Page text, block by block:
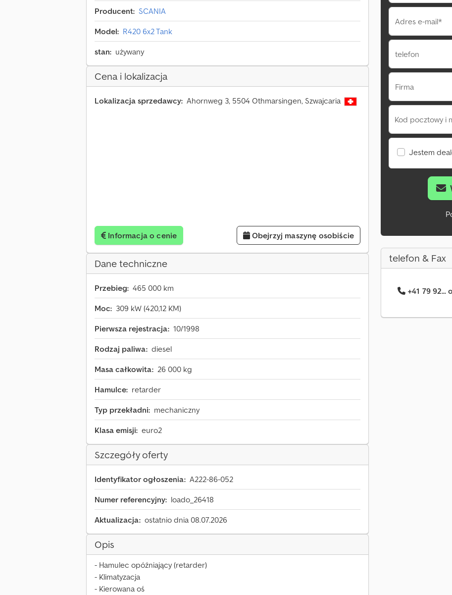
Producent: SCANIA
Model: R420 6x2 Tank
stan: używany
Cena i lokalizacja
Lokalizacja sprzedawcy: Ahornweg 3, 5504 Othmarsingen, Szwajcaria
Informacja o cenie Obejrzyj maszynę osobiście
Dane techniczne
Przebieg: 465 000 km
Moc: 309 kW (420,12 KM)
Pierwsza rejestracja: 10/1998
Rodzaj paliwa: diesel
Masa całkowita: 26 000 kg
Hamulce: retarder
Typ przekładni: mechaniczny
Klasa emisji: euro2
Szczegóły oferty
Identyfikator ogłoszenia: A222-86-052
Numer referencyjny: loado_26418
Aktualizacja: ostatnio dnia 08.07.2026
Opis
- Hamulec opóźniający (retarder)
- Klimatyzacja
- Kierowana oś
Adres e-mail*
telefon
Firma
Kod pocztowy i
Jestem
telefon & Fax
+41 79 92...